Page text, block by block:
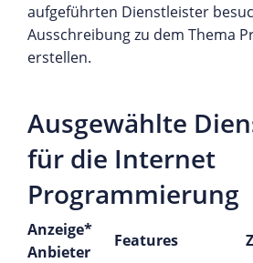
aufgeführten Dienstleister
Ausschreibung zu dem Thema
erstellen.
Ausgewählte
für die Internet
Programmierung
Anzeige*
Anbieter
Features